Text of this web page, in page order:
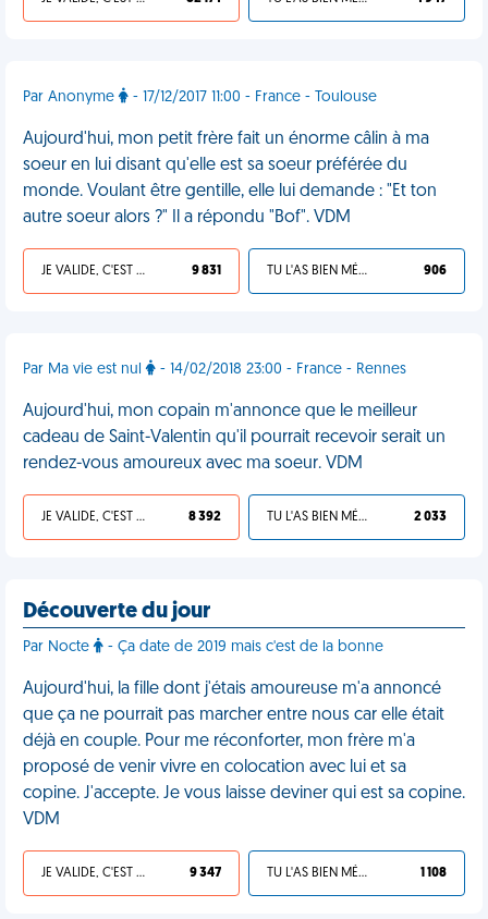
Par Anonyme - 17/12/2017 11:00 - France - Toulouse
Aujourd'hui, mon petit frère fait un énorme câlin à ma
soeur en lui disant qu'elle est sa soeur préférée du
monde. Voulant être gentille, elle lui demande : "Et ton
autre soeur alors ?" Il a répondu "Bof". VDM
JE VALIDE, C'EST UNE VDM 9 831 TU L'AS BIEN MÉRITÉ 906
Par Ma vie est nul - 14/02/2018 23:00 - France - Rennes
Aujourd'hui, mon copain m'annonce que le meilleur
cadeau de Saint-Valentin qu'il pourrait recevoir serait un
rendez-vous amoureux avec ma soeur. VDM
JE VALIDE, C'EST UNE VDM 8 392 TU L'AS BIEN MÉRITÉ 2 033
Découverte du jour
Par Nocte - Ça date de 2019 mais c'est de la bonne
Aujourd'hui, la fille dont j'étais amoureuse m'a annoncé
que ça ne pourrait pas marcher entre nous car elle était
déjà en couple. Pour me réconforter, mon frère m'a
proposé de venir vivre en colocation avec lui et sa
copine. J'accepte. Je vous laisse deviner qui est sa copine.
VDM
JE VALIDE, C'EST UNE VDM 9 347 TU L'AS BIEN MÉRITÉ 1 108